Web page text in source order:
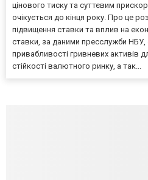
цінового тиску та суттєвим
очікується до кінця року. Про це
підвищення ставки та вплив на
ставки, за даними пресслужби НБУ,
привабливості гривневих активів
стійкості валютного ринку, а так...